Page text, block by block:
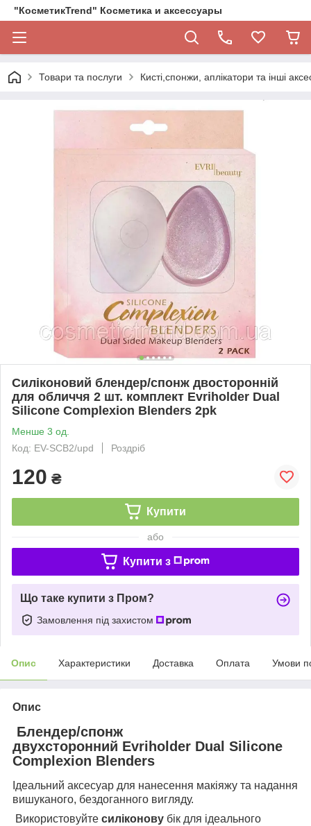
"КосметикTrend" Косметика и аксессуары
Товари та послуги Кисті,спонжи, аплікатори та інші
Силіконовий блендер/спонж двосторонній
для обличчя 2 шт. комплект Evriholder Dual
Silicone Complexion Blenders 2pk
Менше 3 од.
Код: EV-SCB2/upd
Роздріб
120 ₴
Купити
або
Купити з
Що таке купити з Пром?
Замовлення під захистом
Опис Характеристики Доставка Оплата Умови
Опис
Блендер/спонж
двухсторонний Evriholder Dual Silicone
Complexion Blenders
Ідеальний аксесуар для нанесення макіяжу та надання
вишуканого, бездоганного вигляду.
Використовуйте силіконову бік для ідеального